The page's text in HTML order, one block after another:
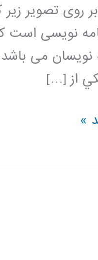
روی تصویر زیر
نویسی است
»